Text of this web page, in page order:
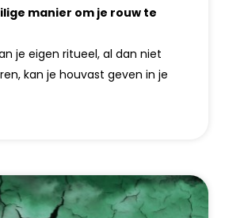
manier om je rouw te
je eigen ritueel, al dan niet
kan je houvast geven in je